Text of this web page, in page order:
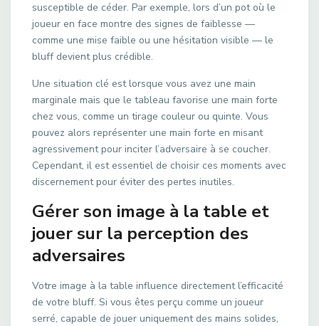
susceptible de céder. Par exemple, lors d’un pot où le
joueur en face montre des signes de faiblesse —
comme une mise faible ou une hésitation visible — le
bluff devient plus crédible.
Une situation clé est lorsque vous avez une main
marginale mais que le tableau favorise une main forte
chez vous, comme un tirage couleur ou quinte. Vous
pouvez alors représenter une main forte en misant
agressivement pour inciter l’adversaire à se coucher.
Cependant, il est essentiel de choisir ces moments avec
discernement pour éviter des pertes inutiles.
Gérer son image à la table et
jouer sur la perception des
adversaires
Votre image à la table influence directement l’efficacité
de votre bluff. Si vous êtes perçu comme un joueur
serré, capable de jouer uniquement des mains solides,